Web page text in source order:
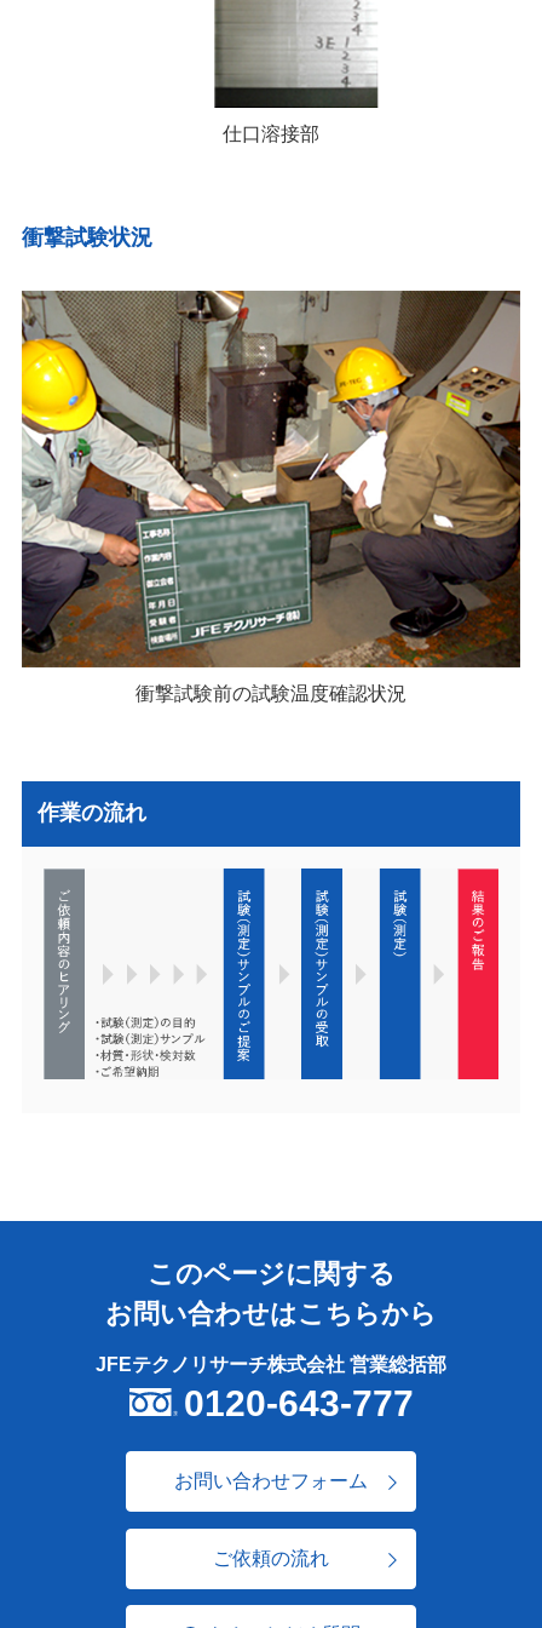
仕口溶接部
衝撃試験状況
衝撃試験前の試験温度確認状況
作業の流れ
このページに関する
お問い合わせはこちらから
JFEテクノリサーチ株式会社 営業総括部
0120-643-777
お問い合わせフォーム
ご依頼の流れ